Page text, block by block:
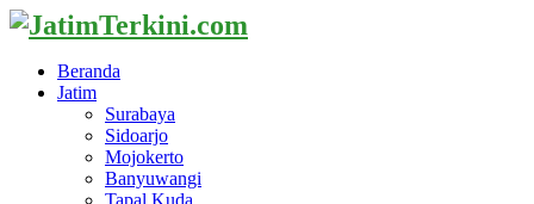
Beranda
Jatim
Surabaya
Sidoarjo
Mojokerto
Banyuwangi
Tapal Kuda